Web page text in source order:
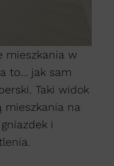
mieszkania w
to… jak sam
Taki widok
mieszkania na
i